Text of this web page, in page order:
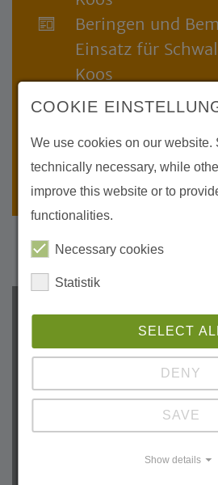
Beringen und
Einsatz für
Koos
Zeit der
Vogelstimmen,
erste Rückkehrer
Archive
2026
June (2)
May (1)
April (1)
COOKIE
We use cookies on our website.
technically necessary, while
improve this website or to
functionalities.
Necessary cookies
Statistik
SELECT
DENY
SAVE
Show details